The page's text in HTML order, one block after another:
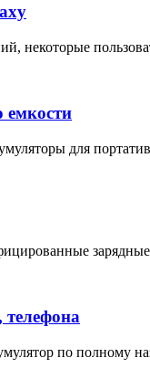
некоторые
емкости
для
телефона
по полному